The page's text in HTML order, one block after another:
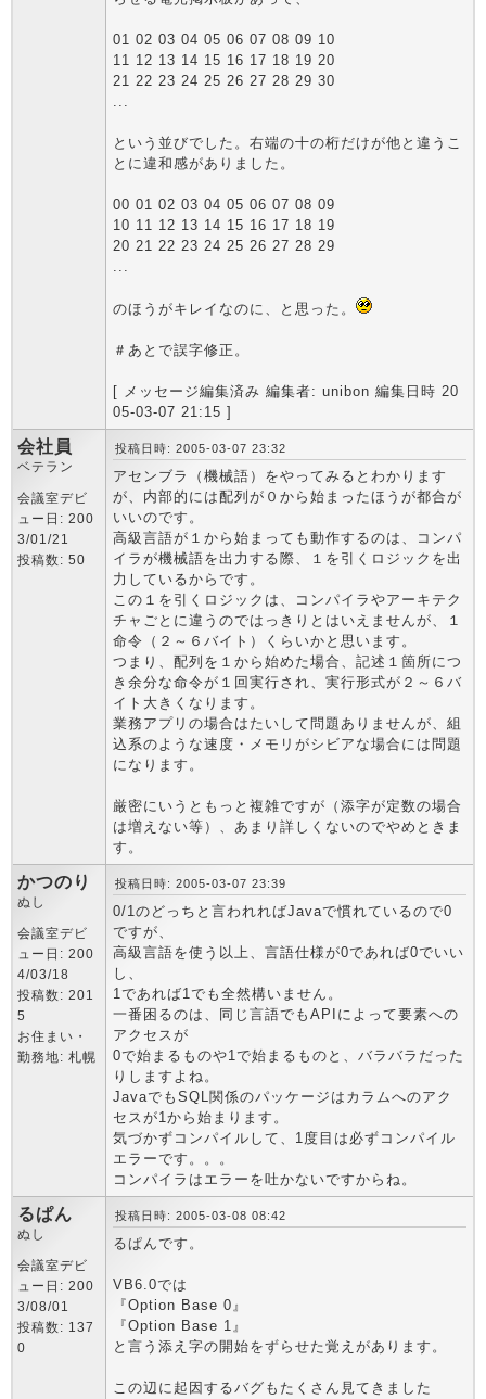
01 02 03 04 05 06 07 08 09 10
11 12 13 14 15 16 17 18 19 20
21 22 23 24 25 26 27 28 29 30
...
という並びでした。右端の十の桁だけが他と違うこ
とに違和感がありました。
00 01 02 03 04 05 06 07 08 09
10 11 12 13 14 15 16 17 18 19
20 21 22 23 24 25 26 27 28 29
...
のほうがキレイなのに、と思った。
＃あとで誤字修正。
[ メッセージ編集済み 編集者: unibon 編集日時 20
05-03-07 21:15 ]
会社員
ベテラン
会議室デビ
ュー日: 200
3/01/21
投稿数: 50
投稿日時: 2005-03-07 23:32
アセンブラ（機械語）をやってみるとわかります
が、内部的には配列が０から始まったほうが都合が
いいのです。
高級言語が１から始まっても動作するのは、コンパ
イラが機械語を出力する際、１を引くロジックを出
力しているからです。
この１を引くロジックは、コンパイラやアーキテク
チャごとに違うのではっきりとはいえませんが、１
命令（２～６バイト）くらいかと思います。
つまり、配列を１から始めた場合、記述１箇所につ
き余分な命令が１回実行され、実行形式が２～６バ
イト大きくなります。
業務アプリの場合はたいして問題ありませんが、組
込系のような速度・メモリがシビアな場合には問題
になります。
厳密にいうともっと複雑ですが（添字が定数の場合
は増えない等）、あまり詳しくないのでやめときま
す。
かつのり
ぬし
会議室デビ
ュー日: 200
4/03/18
投稿数: 201
5
お住まい・
勤務地: 札幌
投稿日時: 2005-03-07 23:39
0/1のどっちと言われればJavaで慣れているので0
ですが、
高級言語を使う以上、言語仕様が0であれば0でいい
し、
1であれば1でも全然構いません。
一番困るのは、同じ言語でもAPIによって要素への
アクセスが
0で始まるものや1で始まるものと、バラバラだった
りしますよね。
JavaでもSQL関係のパッケージはカラムへのアク
セスが1から始まります。
気づかずコンパイルして、1度目は必ずコンパイル
エラーです。。。
コンパイラはエラーを吐かないですからね。
るぱん
ぬし
会議室デビ
ュー日: 200
3/08/01
投稿数: 137
0
投稿日時: 2005-03-08 08:42
るぱんです。
VB6.0では
『Option Base 0』
『Option Base 1』
と言う添え字の開始をずらせた覚えがあります。
この辺に起因するバグもたくさん見てきました